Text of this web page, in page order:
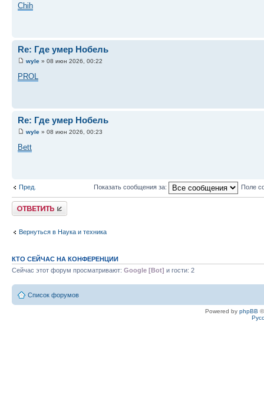
Chih
Re: Где умер Нобель
wyle » 08 июн 2026, 00:22
PROL
Re: Где умер Нобель
wyle » 08 июн 2026, 00:23
Bett
Пред. Показать сообщения за: Поле
Ответить
Вернуться в Наука и техника
КТО СЕЙЧАС НА КОНФЕРЕНЦИИ
Сейчас этот форум просматривают: Google [Bot] и гости: 2
Список форумов
Powered by phpBB